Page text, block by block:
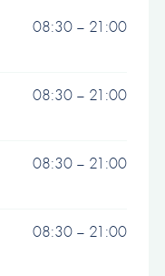
08:30 – 21:00
08:30 – 21:00
08:30 – 21:00
08:30 – 21:00